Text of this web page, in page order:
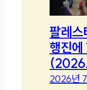
팔레스
행진에
2026년